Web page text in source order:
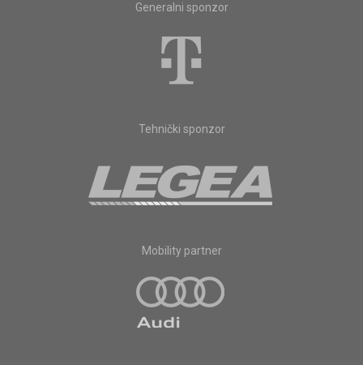
Generalni sponzor
Tehnički sponzor
Mobility partner